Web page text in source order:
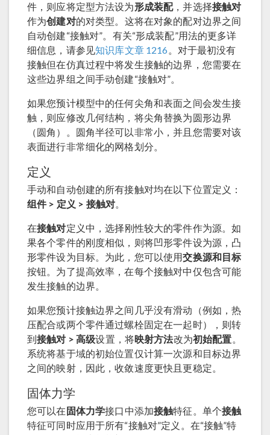
件，则应将定型方法设为形成装配，并选择接触对
作为创建对的对类型。这将在对象的配对边界之间
自动创建“接触对”。有关“形成装配”用法的更多详
细信息，请参见知识库文章 1216 。对于最初没有
接触但在仿真过程中将发生接触的边界，您需要在
这些边界组之间手动创建“接触对”。
如果您预计模型中的任何尖角和表面之间会发生接
触，则应修改几何结构，将尖角替换为圆形边界
（圆角）。圆角半径可以非常小，并且您需要对该
表面进行非常细化的网格划分。
定义
手动和自动创建的所有接触对均在以下位置定义：
组件 > 定义 > 接触对。
在接触对定义中，选择刚性较大的零件作为源。如
果各个零件的刚度相似，则将凹形零件设为源，凸
形零件设为目标。为此，您可以使用交换源和目标
按钮。为了提高效率，在每个接触对中仅包含可能
发生接触的边界。
如果您预计接触边界之间几乎没有滑动（例如，热
压配合或两个零件通过螺栓固定在一起时），则转
到接触对 > 高级设置，将映射方法改为初始配置。
系统将基于域的初始位置仅计算一次源和目标边界
之间的映射，因此，收敛速度更快且更稳定。
固体力学
您可以在固体力学接口中添加接触特征。单个接触
特征可同时应用于所有“接触对”定义。在“接触”特